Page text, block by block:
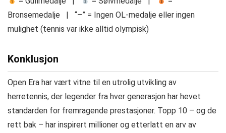
Bronsemedalje | “–” = Ingen OL-medalje eller ingen
mulighet (tennis var ikke alltid olympisk)
Konklusjon
Open Era har vært vitne til en utrolig utvikling av
herretennis, der legender fra hver generasjon har hevet
standarden for fremragende prestasjoner. Topp 10 – og de
rett bak – har inspirert millioner og etterlatt en arv av